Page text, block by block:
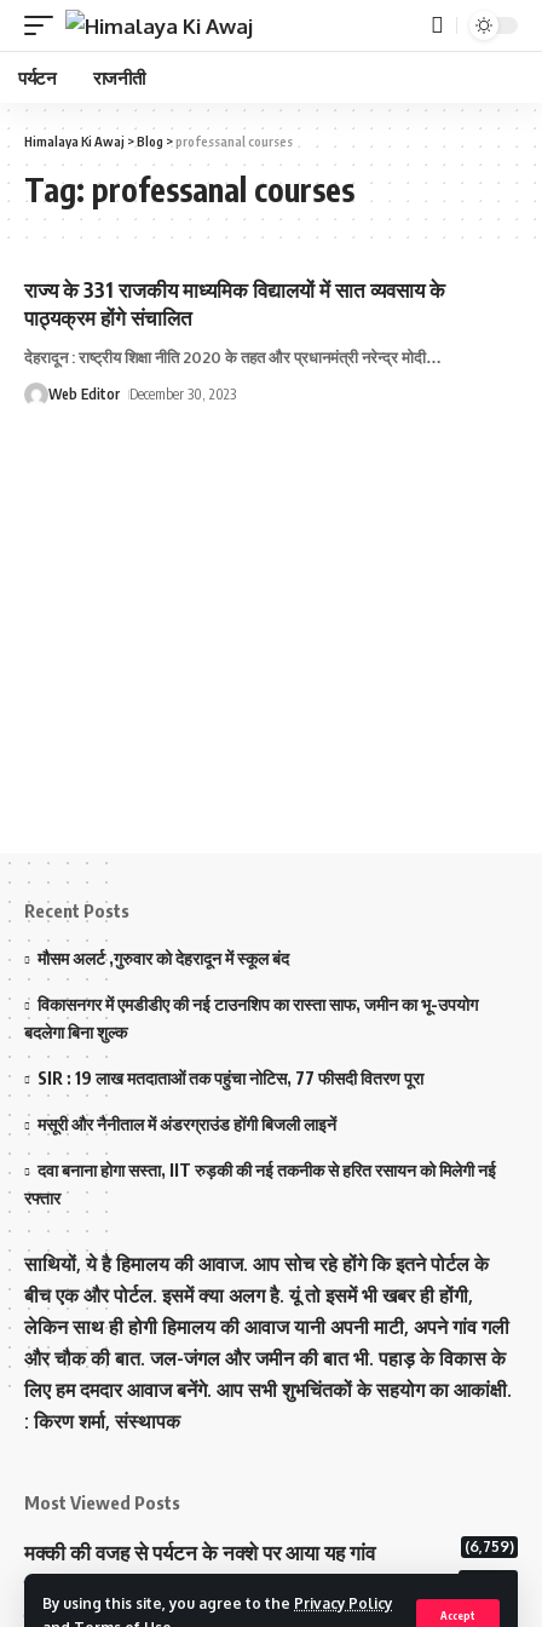
By using this site, you agree to the Privacy Policy
Accept
पर्यटन राजनीती
Himalaya Ki Awaj >Blog >professanal courses
Tag: professanal courses
राज्य के 331 राजकीय माध्यमिक विद्यालयों में सात व्यवसाय के
पाठ्यक्रम होंगे संचालित
देहरादून : राष्ट्रीय शिक्षा नीति 2020 के तहत और प्रधानमंत्री नरेन्द्र मोदी…
Web Editor December 30, 2023
Recent Posts
मौसम अलर्ट ,गुरुवार को देहरादून में स्कूल बंद
विकासनगर में एमडीडीए की नई टाउनशिप का रास्ता साफ, जमीन का भू-उपयोग
बदलेगा बिना शुल्क
SIR : 19 लाख मतदाताओं तक पहुंचा नोटिस, 77 फीसदी वितरण पूरा
मसूरी और नैनीताल में अंडरग्राउंड होंगी बिजली लाइनें
दवा बनाना होगा सस्ता, IIT रुड़की की नई तकनीक से हरित रसायन को मिलेगी नई
रफ्तार
साथियों, ये है हिमालय की आवाज. आप सोच रहे होंगे कि इतने पोर्टल के
बीच एक और पोर्टल. इसमें क्या अलग है. यूं तो इसमें भी खबर ही होंगी,
लेकिन साथ ही होगी हिमालय की आवाज यानी अपनी माटी, अपने गांव गली
और चौक की बात. जल-जंगल और जमीन की बात भी. पहाड़ के विकास के
लिए हम दमदार आवाज बनेंगे. आप सभी शुभचिंतकों के सहयोग का आकांक्षी.
: किरण शर्मा, संस्‍थापक
Most Viewed Posts
मक्‍की की वजह से पर्यटन के नक्‍शे पर आया यह गांव (6,759)
राज्य में 12 पी माइनस थ्री पोलिंग स्टेशन बनाए गए
टिहरी राजपरिवार के पास 200 करोड से अधिक की संपत्ति (5,105)